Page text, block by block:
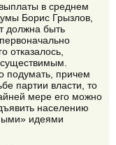
в среднем
Борис Грызлов,
должна быть
отказалось,
подумать, причем
партии власти, то
мере его можно
населению
идеями